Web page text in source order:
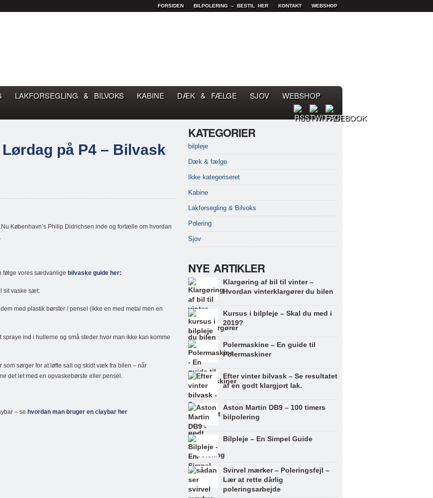
FORSIDEN BILPOLERING – BESTIL HER KONTAKT WEBSHOP
LAKFORSEGLING & BILVOKS KABINE DÆK & FÆLGE SJOV WEBSHOP
på P4 – Bilvask
København’s Philip Didrichsen inde og fortælle om hvordan
følge vores sædvanlige bilvaske guide her:
sit vaske sæt:
med plastik børster / pensel (ikke en med metal men en
ind i hullerne og små steder hvor man ikke kan komme
sørger for at løfte salt og skidt væk fra bilen – når
det let med en opvaskebørste eller pensel.
– se hvordan man bruger en claybar her
KATEGORIER
bilpleje
Dæk & fælge
Ikke kategoriseret
Kabine
Lakforsegling & Bilvoks
Polering
Sjov
NYE ARTIKLER
Klargøring af bil til vinter –
Hvordan vinterklargører du bilen
Kursus i bilpleje – Skal du med i
2019?
Polermaskine – En guide til
Polermaskiner
Efter vinter bilvask – Se resultatet
af en godt klargjort lak.
Aston Martin DB9 – 100 timers
bilpolering
Bilpleje – En Simpel Guide
Svirvel mærker – Poleringsfejl –
Lær at rette dårlig
poleringsarbejde